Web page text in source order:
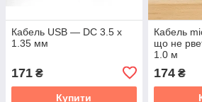
Кабель USB — DC 3.5 x
1.35 мм
171 ₴
Купити
Кабель
що не
1.0 м
174₴